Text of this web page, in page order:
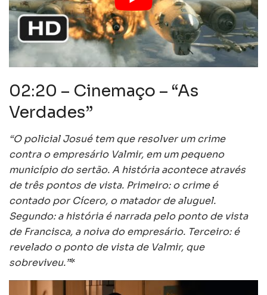
02:20 – Cinemaço – “As
Verdades”
“O policial Josué tem que resolver um crime
contra o empresário Valmir, em um pequeno
município do sertão. A história acontece através
de três pontos de vista. Primeiro: o crime é
contado por Cícero, o matador de aluguel.
Segundo: a história é narrada pelo ponto de vista
de Francisca, a noiva do empresário. Terceiro: é
revelado o ponto de vista de Valmir, que
sobreviveu.”*